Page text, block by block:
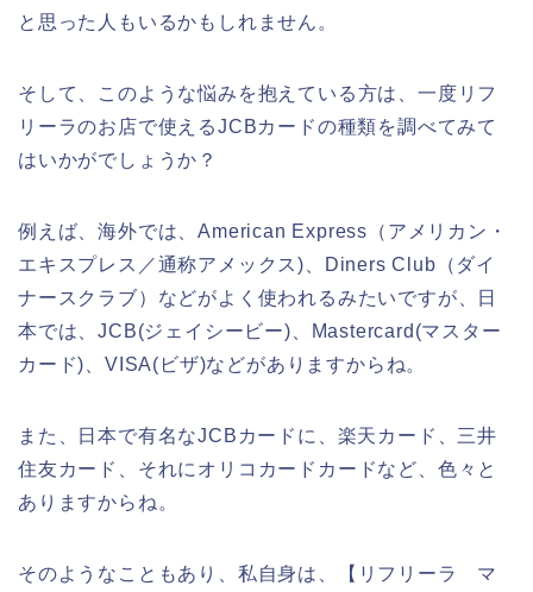
と思った人もいるかもしれません。
そして、このような悩みを抱えている方は、一度リフ
リーラのお店で使えるJCBカードの種類を調べてみて
はいかがでしょうか？
例えば、海外では、American Express（アメリカン・
エキスプレス／通称アメックス)、Diners Club（ダイ
ナースクラブ）などがよく使われるみたいですが、日
本では、JCB(ジェイシービー)、Mastercard(マスター
カード)、VISA(ビザ)などがありますからね。
また、日本で有名なJCBカードに、楽天カード、三井
住友カード、それにオリコカードカードなど、色々と
ありますからね。
そのようなこともあり、私自身は、【リフリーラ マ